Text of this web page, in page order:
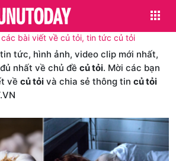
bài viết về củ tỏi, tin tức củ tỏi
tức, hình ảnh, video clip mới nhất,
nhất về chủ đề củ tỏi. Mời các bạn
về củ tỏi và chia sẻ thông tin củ tỏi